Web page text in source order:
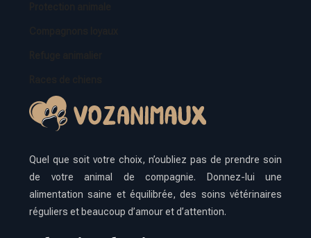
Quel que soit votre choix, n’oubliez pas de prendre soin
de votre animal de compagnie. Donnez-lui une
alimentation saine et équilibrée, des soins vétérinaires
réguliers et beaucoup d’amour et d’attention.